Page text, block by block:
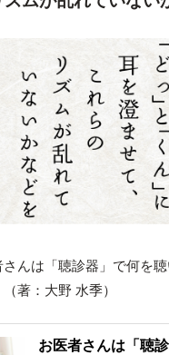
んは「聴診器」で何を
著：大野 水季）
お医者さんは「聴